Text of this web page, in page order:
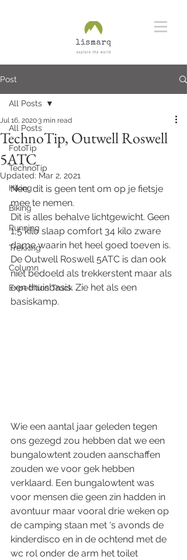
Post
All Posts
FotoTip
TechnoTip
Hiking
Biking
Running
Trekking
Column
Expedition Truck
All Posts
TechnoTip, Outwell Roswell
5ATC
Jul 16, 20203 min read
Updated: Mar 2, 2021
Nee, dit is geen tent om op je fietsje
mee te nemen.
Dit is alles behalve lichtgewicht. Geen
1,5 kilo slaap comfort 34 kilo zware
dame waarin het heel goed toeven is.
De Outwell Roswell 5ATC is dan ook
niet bedoeld als trekkerstent maar als
een thuisbasis. Zie het als een
basiskamp.
Wie een aantal jaar geleden tegen
ons gezegd zou hebben dat we een
bungalowtent zouden aanschaffen
zouden we voor gek hebben
verklaard. Een bungalowtent was
voor mensen die geen zin hadden in
avontuur maar vooral drie weken op
de camping staan met ‘s avonds de
kinderdisco en in de ochtend met de
wc rol onder de arm het toilet